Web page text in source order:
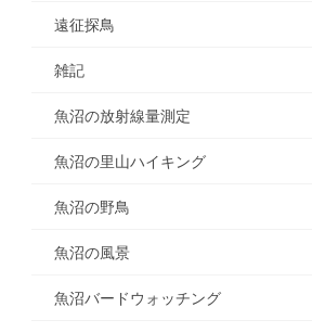
遠征探鳥
雑記
魚沼の放射線量測定
魚沼の里山ハイキング
魚沼の野鳥
魚沼の風景
魚沼バードウォッチング